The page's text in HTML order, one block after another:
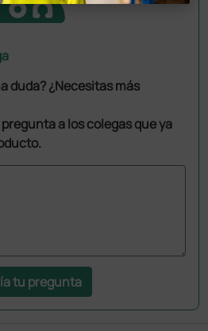
duda? ¿Necesitas más
a los colegas que ya
tu pregunta